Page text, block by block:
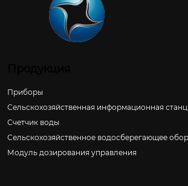
Приборы
Сельскохозяйственная информационная
Счетчик воды
Сельскохозяйственное водосберегающее
Модуль дозирования управления